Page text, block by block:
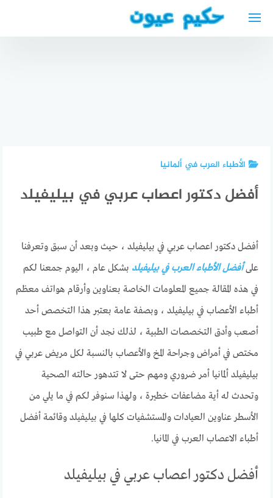
الأطباء العرب في ألمانيا
أفضل دكتور اعصاب عربي في بيليفيلد
أفضل دكتور اعصاب عربي في بيليفيلد ، حيث وبعد أن سبق وتعرفنا
علىأفضل الأطباء العرب في بيليفيلد بشكل عام ، اليوم جمعنا لكم
في هذه المقالة جميع المعلومات الخاصة بعناوين وأرقام هواتف معظم
أطباء الأعصاب في بيليفيلد ، وبصفة عامة بعتبر هذا التخصص أحد
أصعب وأدق التخصصات الطبية ، لذلك نجد أن التواصل مع طبيب
مختص في أمراض وجراحة المخ والأعصاب بالنسبة لكل مريض عربي في
بيليفيلد ألمانيا أمر ضروري ومهم حتى لا تتدهور حالته الصحية
وتحدث له أية مضاعفات خطيرة ، ولهذا سنوفر لكم في ما يلي من
الأسطر عناوين العيادات والمستشفيات كلها في بيليفيلد وقائمة أفضل
أطباء الاعصاب العرب في المانيا.
أفضل دكتور اعصاب عربي في بيليفيلد